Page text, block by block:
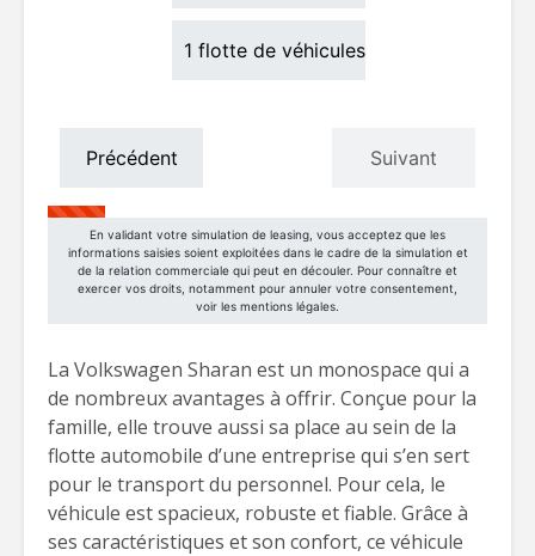
La Volkswagen Sharan est un monospace qui a
de nombreux avantages à offrir. Conçue pour la
famille, elle trouve aussi sa place au sein de la
flotte automobile d’une entreprise qui s’en sert
pour le transport du personnel. Pour cela, le
véhicule est spacieux, robuste et fiable. Grâce à
ses caractéristiques et son confort, ce véhicule